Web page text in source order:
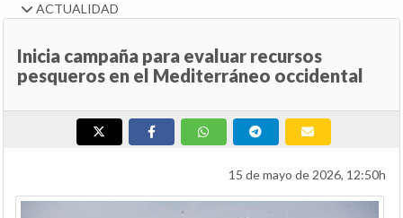
ACTUALIDAD
Inicia campaña para evaluar recursos
pesqueros en el Mediterráneo occidental
15 de mayo de 2026, 12:50h